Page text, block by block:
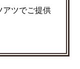
アツでご提供